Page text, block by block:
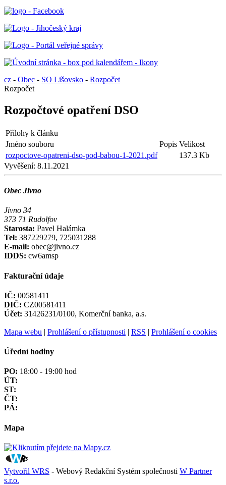
cz - Obec - SO Lišovsko - Rozpočet
Rozpočet
Rozpočtové opatření DSO
Přílohy k článku
Jméno souboru
Popis Velikost
rozpoctove-opatreni-dso-pod-babou-1-2021.pdf
137.3 Kb
Vyvěšení: 8.11.2021
Obec Jivno
Jivno 34
373 71 Rudolfov
Starosta: Pavel Halámka
Tel: 387229279, 725031288
E-mail: obec@jivno.cz
IDDS: cw6amsp
Fakturační údaje
IČ: 00581411
DIČ: CZ00581411
Účet: 31426231/0100, Komerční banka, a.s.
Mapa webu | Prohlášení o přístupnosti | RSS | Prohlášení o cookies
Úřední hodiny
PO: 18:00 - 19:00 hod
ÚT:
ST:
ČT:
PÁ:
Mapa
Vytvořil WRS - Webový Redakční Systém společnosti W Partner
s.r.o.